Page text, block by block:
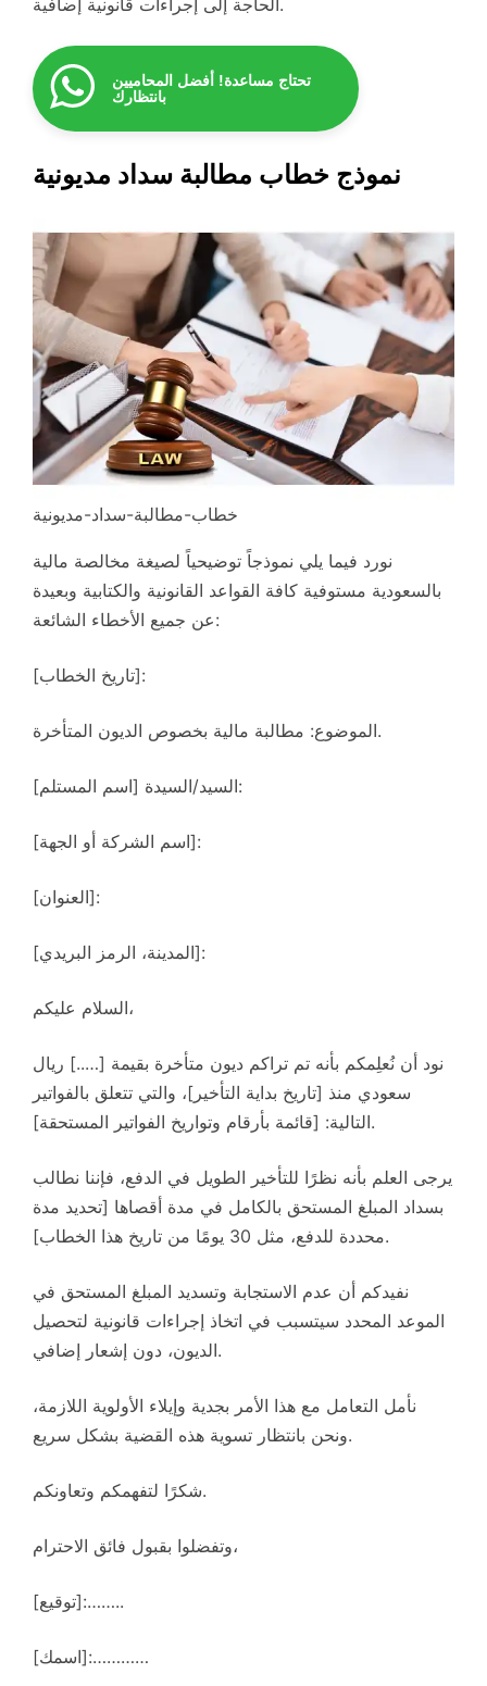
تحتاج مساعدة! أفضل المحاميين
بانتظارك
نموذج خطاب مطالبة سداد مديونية
خطاب-مطالبة-سداد-مديونية
نورد فيما يلي نموذجاً توضيحياً لصيغة مخالصة مالية
بالسعودية مستوفية كافة القواعد القانونية والكتابية وبعيدة
عن جميع الأخطاء الشائعة:
[تاريخ الخطاب]:
الموضوع: مطالبة مالية بخصوص الديون المتأخرة.
السيد/السيدة [اسم المستلم]:
[اسم الشركة أو الجهة]:
[العنوان]:
[المدينة، الرمز البريدي]:
السلام عليكم،
نود أن نُعلِمكم بأنه تم تراكم ديون متأخرة بقيمة […..] ريال
سعودي منذ [تاريخ بداية التأخير]، والتي تتعلق بالفواتير
التالية: [قائمة بأرقام وتواريخ الفواتير المستحقة].
يرجى العلم بأنه نظرًا للتأخير الطويل في الدفع، فإننا نطالب
بسداد المبلغ المستحق بالكامل في مدة أقصاها [تحديد مدة
محددة للدفع، مثل 30 يومًا من تاريخ هذا الخطاب].
نفيدكم أن عدم الاستجابة وتسديد المبلغ المستحق في
الموعد المحدد سيتسبب في اتخاذ إجراءات قانونية لتحصيل
الديون، دون إشعار إضافي.
نأمل التعامل مع هذا الأمر بجدية وإيلاء الأولوية اللازمة،
ونحن بانتظار تسوية هذه القضية بشكل سريع.
شكرًا لتفهمكم وتعاونكم.
وتفضلوا بقبول فائق الاحترام،
[توقيع]:……..
[اسمك]:…………